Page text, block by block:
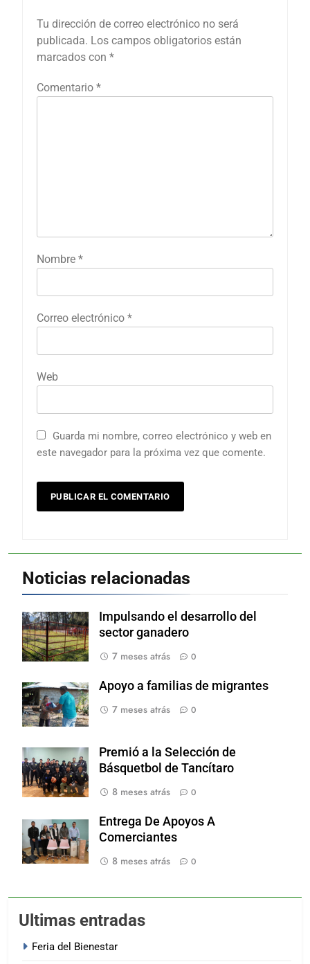
Tu dirección de correo electrónico no será
publicada. Los campos obligatorios están
marcados con *
Comentario *
Nombre *
Correo electrónico *
Web
Guarda mi nombre, correo electrónico y web en
este navegador para la próxima vez que comente.
Noticias relacionadas
Impulsando el desarrollo del
sector ganadero
7 meses atrás
0
Apoyo a familias de migrantes
7 meses atrás
0
Premió a la Selección de
Básquetbol de Tancítaro
8 meses atrás
0
Entrega De Apoyos A
Comerciantes
8 meses atrás
0
Ultimas entradas
Feria del Bienestar